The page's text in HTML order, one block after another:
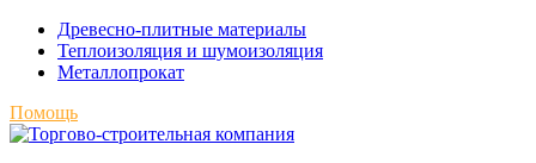
Древесно-плитные материалы
Теплоизоляция и шумоизоляция
Металлопрокат
Помощь